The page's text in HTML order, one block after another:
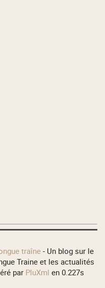
traîne - Un blog sur le
Traine et les actualités
par PluXml en 0.227s